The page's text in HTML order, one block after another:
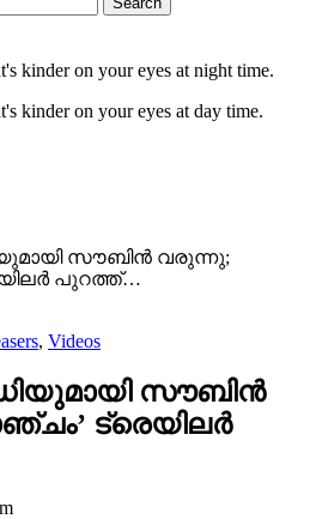
kinder on your eyes at night time.
kinder on your eyes at day time.
സൗബിൻ വരുന്നു;
പുറത്ത്…
, Videos
സൗബിൻ
ട്രെയിലർ